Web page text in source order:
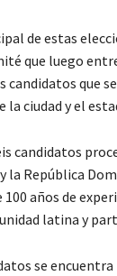
de estas
que luego
candidatos que
ciudad y el
candidatos
la República
100 años de
latina y
se encuentra